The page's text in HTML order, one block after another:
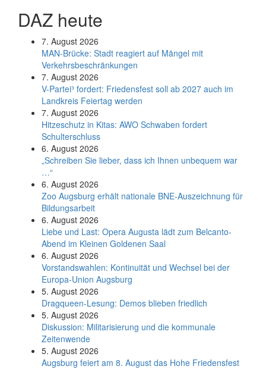
DAZ heute
7. August 2026
MAN-Brücke: Stadt reagiert auf Mängel mit
Verkehrsbeschränkungen
7. August 2026
V-Partei­³ fordert: Friedens­fest soll ab 2027 auch im
Land­kreis Feier­tag werden
7. August 2026
Hitzeschutz in Kitas: AWO Schwaben fordert
Schulterschluss
6. August 2026
„Schreiben Sie lieber, dass ich Ihnen unbequem war
…“
6. August 2026
Zoo Augsburg erhält nationale BNE-Auszeichnung für
Bildungsarbeit
6. August 2026
Liebe und Last: Opera Augusta lädt zum Belcanto-
Abend im Kleinen Goldenen Saal
6. August 2026
Vorstandswahlen: Kontinuität und Wechsel bei der
Europa-Union Augsburg
5. August 2026
Dragqueen-Lesung: Demos blieben friedlich
5. August 2026
Diskussion: Mi­li­ta­ri­sie­rung und die kommunale
Zeitenwende
5. August 2026
Augsburg feiert am 8. August das Hohe Friedensfest